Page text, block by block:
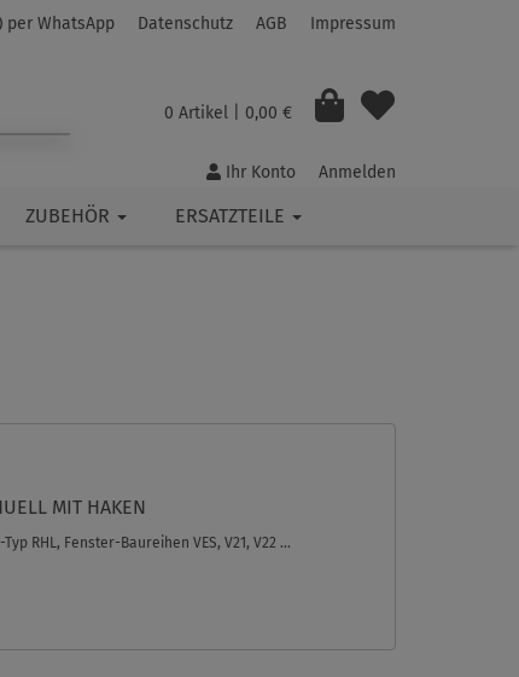
per WhatsApp Datenschutz AGB Impressum
0 Artikel | 0,00 €
Ihr Konto Anmelden
ZUBEHÖR ERSATZTEILE
MIT HAKEN
RHL, Fenster-Baureihen VES, V21, V22 ...